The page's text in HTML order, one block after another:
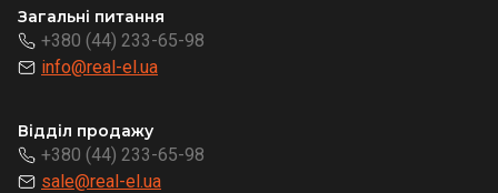
Загальні питання
+380 (44) 233-65-98
info@real-el.ua
Відділ продажу
+380 (44) 233-65-98
sale@real-el.ua